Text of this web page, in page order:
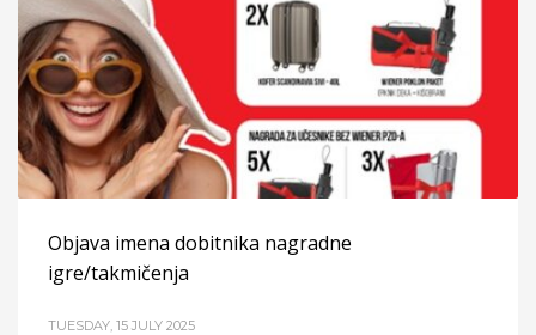
Objava imena dobitnika nagradne
igre/takmičenja
TUESDAY, 15 JULY 2025